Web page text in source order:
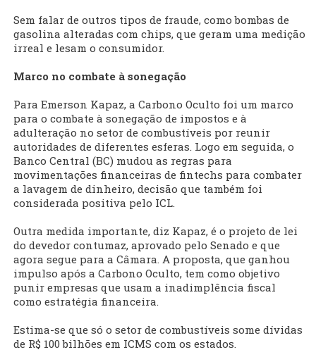
Sem falar de outros tipos de fraude, como bombas de
gasolina alteradas com chips, que geram uma medição
irreal e lesam o consumidor.
Marco no combate à sonegação
Para Emerson Kapaz, a Carbono Oculto foi um marco
para o combate à sonegação de impostos e à
adulteração no setor de combustíveis por reunir
autoridades de diferentes esferas. Logo em seguida, o
Banco Central (BC) mudou as regras para
movimentações financeiras de fintechs para combater
a lavagem de dinheiro, decisão que também foi
considerada positiva pelo ICL.
Outra medida importante, diz Kapaz, é o projeto de lei
do devedor contumaz, aprovado pelo Senado e que
agora segue para a Câmara. A proposta, que ganhou
impulso após a Carbono Oculto, tem como objetivo
punir empresas que usam a inadimplência fiscal
como estratégia financeira.
Estima-se que só o setor de combustíveis some dívidas
de R$ 100 bilhões em ICMS com os estados.